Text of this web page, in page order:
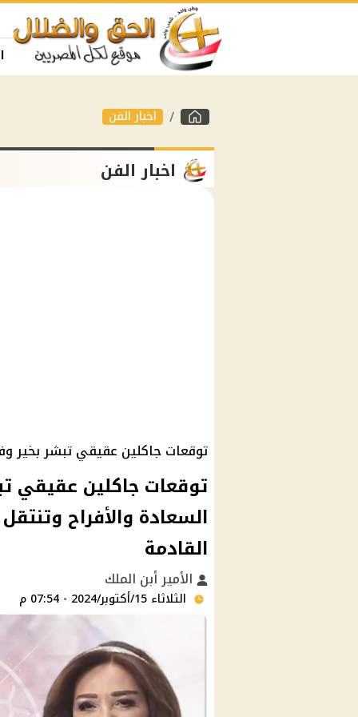
اخبار الفن
اخبار الفن
توقعات جاكلين عقيقي تبشر بخير
السعادة والأفراح
القادمة
الأمير أبن الملك
الثلاثاء 15/أكتوبر/2024 - 07:54 م